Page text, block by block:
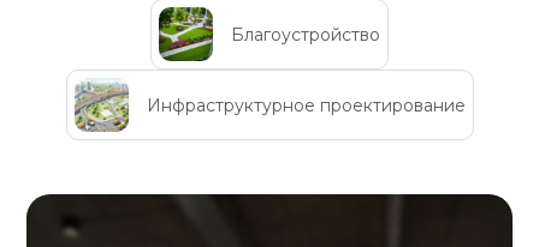
Благоустройство
Инфраструктурное проектирование